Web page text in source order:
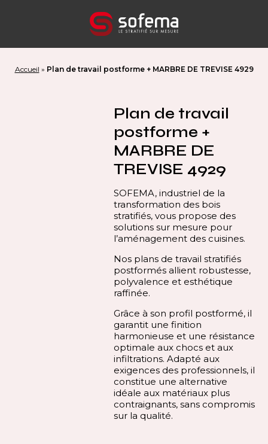
Accueil » Plan de travail postforme + MARBRE DE TREVISE 4929
Plan de travail
postforme +
MARBRE DE
TREVISE 4929
SOFEMA, industriel de la
transformation des bois
stratifiés, vous propose des
solutions sur mesure pour
l’aménagement des cuisines.
Nos plans de travail stratifiés
postformés allient robustesse,
polyvalence et esthétique
raffinée.
Grâce à son profil postformé, il
garantit une finition
harmonieuse et une résistance
optimale aux chocs et aux
infiltrations. Adapté aux
exigences des professionnels, il
constitue une alternative
idéale aux matériaux plus
contraignants, sans compromis
sur la qualité.